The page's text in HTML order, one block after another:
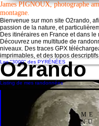
James PIGNOUX, photographe
montagne.
Bienvenue sur mon site O2rando,
passion de la nature, et
Des itinéraires en France et dans le
Découvrez une multitude de
niveaux. Des traces GPX
imprimables, et des topos
Les "3000" des PYRÉNÉES
O2rando
Listing de mes randonnées
ME
NU